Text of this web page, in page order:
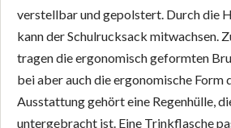
verstellbar und gepolstert. Durch die
kann der Schulrucksack mitwachsen.
tragen die ergonomisch geformten
bei aber auch die ergonomische Form
Ausstattung gehört eine Regenhülle,
untergebracht ist. Eine Trinkflasche